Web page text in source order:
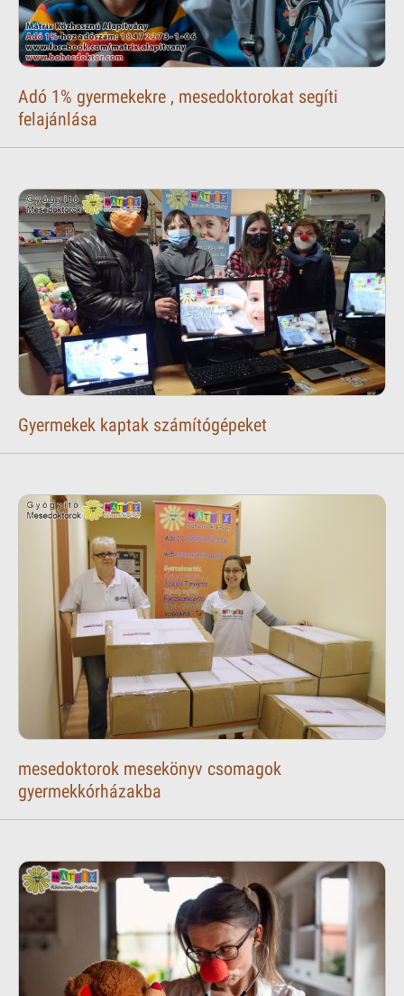
Adó 1% gyermekekre , mesedoktorokat segíti
felajánlása
Gyermekek kaptak számítógépeket
mesedoktorok mesekönyv csomagok
gyermekkórházakba